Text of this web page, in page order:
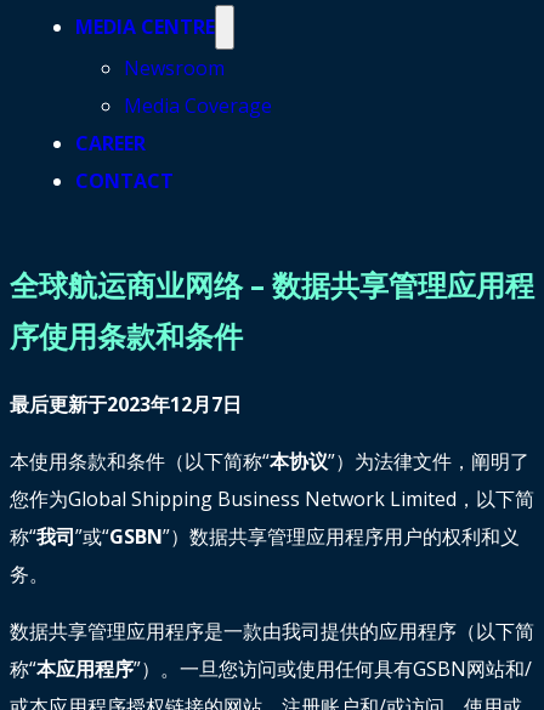
MEDIA CENTRE
Newsroom
Media Coverage
CAREER
CONTACT
全球航运商业网络 – 数据共享管理应用程
序使用条款和条件
最后更新于2023年12月7日
本使用条款和条件（以下简称“本协议”）为法律文件，阐明了
您作为Global Shipping Business Network Limited，以下简
称“我司”或“GSBN”）数据共享管理应用程序用户的权利和义
务。
数据共享管理应用程序是一款由我司提供的应用程序（以下简
称“本应用程序”）。一旦您访问或使用任何具有GSBN网站和/